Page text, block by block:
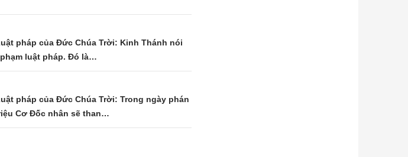
pháp của Đức Chúa Trời: Kinh Thánh nói
luật pháp. Đó là…
pháp của Đức Chúa Trời: Trong ngày phán
Cơ Đốc nhân sẽ than…